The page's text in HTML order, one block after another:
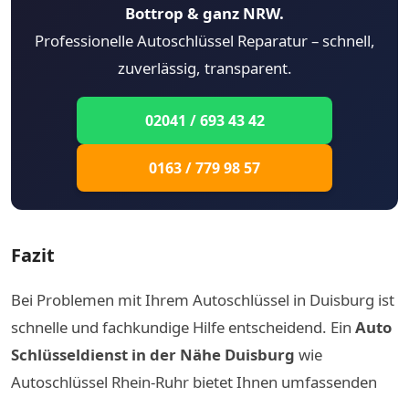
Bottrop & ganz NRW.
Professionelle Autoschlüssel Reparatur – schnell,
zuverlässig, transparent.
02041 / 693 43 42
0163 / 779 98 57
Fazit
Bei Problemen mit Ihrem Autoschlüssel in Duisburg ist
schnelle und fachkundige Hilfe entscheidend. Ein Auto
Schlüsseldienst in der Nähe Duisburg wie
Autoschlüssel Rhein-Ruhr bietet Ihnen umfassenden